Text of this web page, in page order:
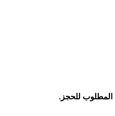
للحجز.